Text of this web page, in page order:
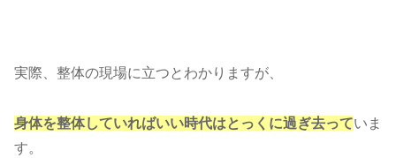
実際、整体の現場に立つとわかりますが、
身体を整体していればいい時代はとっくに過ぎ去っていま
す。